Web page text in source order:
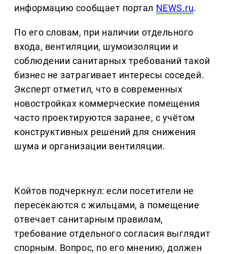
информацию сообщает портал NEWS.ru.
По его словам, при наличии отдельного
входа, вентиляции, шумоизоляции и
соблюдении санитарных требований такой
бизнес не затрагивает интересы соседей.
Эксперт отметил, что в современных
новостройках коммерческие помещения
часто проектируются заранее, с учётом
конструктивных решений для снижения
шума и организации вентиляции.
Койтов подчеркнул: если посетители не
пересекаются с жильцами, а помещение
отвечает санитарным правилам,
требование отдельного согласия выглядит
спорным. Вопрос, по его мнению, должен